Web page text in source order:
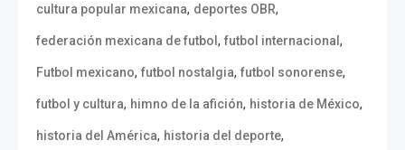
cultura popular mexicana, deportes OBR,
federación mexicana de futbol , futbol internacional ,
Futbol mexicano, futbol nostalgia, futbol sonorense,
futbol y cultura, himno de la afición, historia de México,
historia del América, historia del deporte,